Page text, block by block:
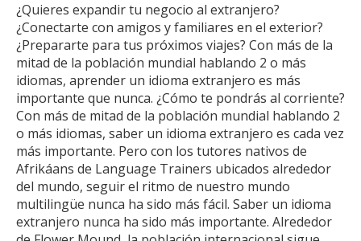
¿Quieres expandir tu negocio al extranjero?
¿Conectarte con amigos y familiares en el exterior?
¿Prepararte para tus próximos viajes? Con más de la
mitad de la población mundial hablando 2 o más
idiomas, aprender un idioma extranjero es más
importante que nunca. ¿Cómo te pondrás al corriente?
Con más de mitad de la población mundial hablando 2
o más idiomas, saber un idioma extranjero es cada vez
más importante. Pero con los tutores nativos de
Afrikáans de Language Trainers ubicados alrededor
del mundo, seguir el ritmo de nuestro mundo
multilingüe nunca ha sido más fácil. Saber un idioma
extranjero nunca ha sido más importante. Alrededor